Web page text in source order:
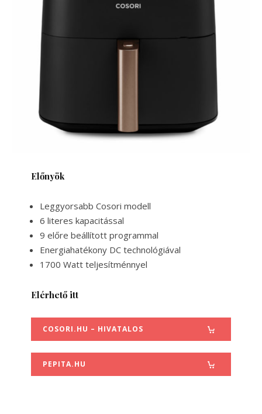
Előnyök
Leggyorsabb Cosori modell
6 literes kapacitással
9 előre beállított programmal
Energiahatékony DC technológiával
1700 Watt teljesítménnyel
Elérhető itt
COSORI.HU – HIVATALOS
PEPITA.HU